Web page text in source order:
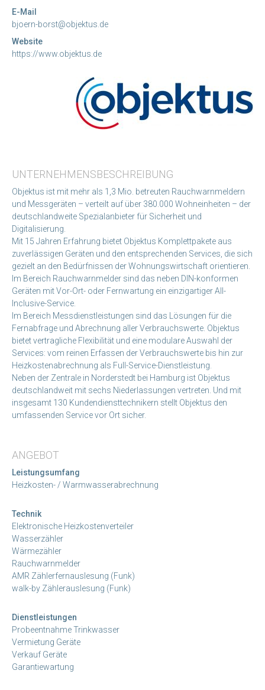
E-Mail
bjoern-borst@objektus.de
Website
https://www.objektus.de
UNTERNEHMENSBESCHREIBUNG
Objektus ist mit mehr als 1,3 Mio. betreuten Rauchwarnmeldern
und Messgeräten – verteilt auf über 380.000 Wohneinheiten – der
deutschlandweite Spezialanbieter für Sicherheit und
Digitalisierung.
Mit 15 Jahren Erfahrung bietet Objektus Komplettpakete aus
zuverlässigen Geräten und den entsprechenden Services, die sich
gezielt an den Bedürfnissen der Wohnungswirtschaft orientieren.
Im Bereich Rauchwarnmelder sind das neben DIN-konformen
Geräten mit Vor-Ort- oder Fernwartung ein einzigartiger All-
Inclusive-Service.
Im Bereich Messdienstleistungen sind das Lösungen für die
Fernabfrage und Abrechnung aller Verbrauchswerte. Objektus
bietet vertragliche Flexibilität und eine modulare Auswahl der
Services: vom reinen Erfassen der Verbrauchswerte bis hin zur
Heizkostenabrechnung als Full-Service-Dienstleistung.
Neben der Zentrale in Norderstedt bei Hamburg ist Objektus
deutschlandweit mit sechs Niederlassungen vertreten. Und mit
insgesamt 130 Kundendiensttechnikern stellt Objektus den
umfassenden Service vor Ort sicher.
ANGEBOT
Leistungsumfang
Heizkosten- / Warmwasserabrechnung
Technik
Elektronische Heizkostenverteiler
Wasserzähler
Wärmezähler
Rauchwarnmelder
AMR Zählerfernauslesung (Funk)
walk-by Zählerauslesung (Funk)
Dienstleistungen
Probeentnahme Trinkwasser
Vermietung Geräte
Verkauf Geräte
Garantiewartung